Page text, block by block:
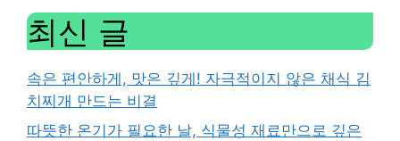
최신 글
속은 편안하게, 맛은 깊게! 자극적이지 않은 채식 김
치찌개 만드는 비결
따뜻한 온기가 필요한 날, 식물성 재료만으로 깊은